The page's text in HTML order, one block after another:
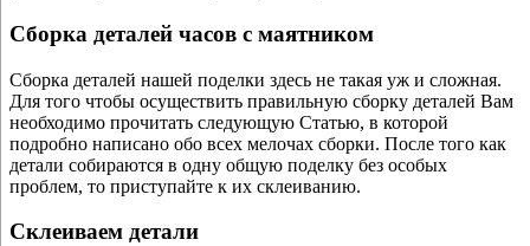
Сборка деталей часов с маятником
Сборка деталей нашей поделки здесь не такая уж и сложная.
Для того чтобы осуществить правильную сборку деталей Вам
необходимо прочитать следующую Статью, в которой
подробно написано обо всех мелочах сборки. После того как
детали собираются в одну общую поделку без особых
проблем, то приступайте к их склеиванию.
Склеиваем детали